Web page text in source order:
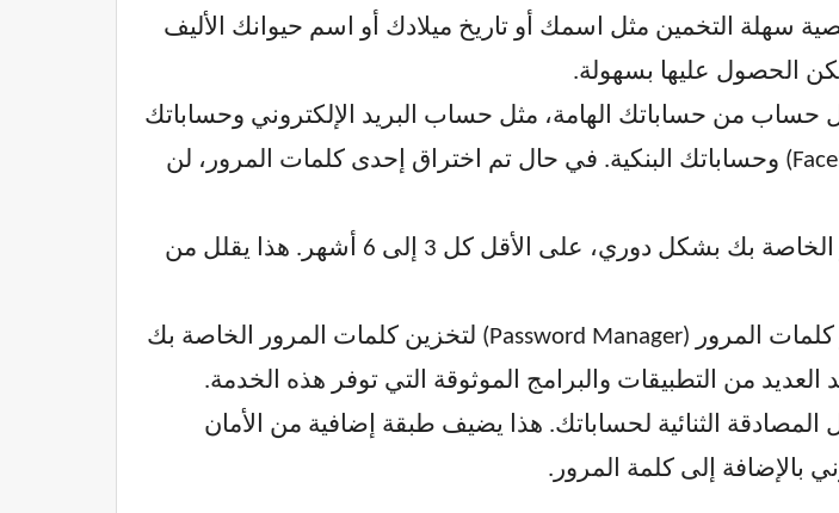
سهلة التخمين مثل اسمك أو تاريخ ميلادك أو اسم حيوانك الأليف
الحصول عليها بسهولة.
حساب من حساباتك الهامة، مثل حساب البريد الإلكتروني وحساباتك
على وسائل التواصل الاجتماعي (Facebook, Instagram, Twitter) وحساباتك البنكية. في حال تم اختراق إحدى كلمات المرور، لن
قم بتغيير كلمات المرور الخاصة بك بشكل دوري، على الأقل كل 3 إلى 6 أشهر. هذا يقلل من
فكر في استخدام مدير كلمات المرور (Password Manager) لتخزين كلمات المرور الخاصة بك
من التطبيقات والبرامج الموثوقة التي توفر هذه الخدمة.
المصادقة الثنائية لحساباتك. هذا يضيف طبقة إضافية من الأمان
بالإضافة إلى كلمة المرور.